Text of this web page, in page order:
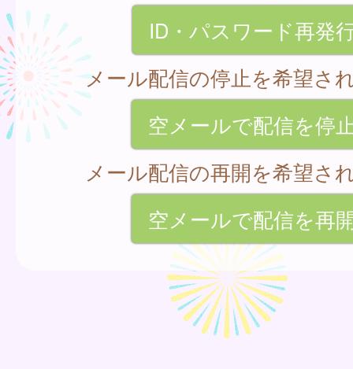
ID・パスワード再発
メール配信の停止を希望さ
空メールで配信を停
メール配信の再開を希望さ
空メールで配信を再